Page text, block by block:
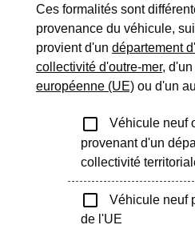
Ces formalités sont
provenance du véhicule,
provient d'un département
collectivité d'outre-mer,
européenne (UE) ou d'un
check_box_outline_blank
Véhicule neuf
provenant d'un
collectivité
check_box_outline_blank
Véhicule neuf
de l'UE